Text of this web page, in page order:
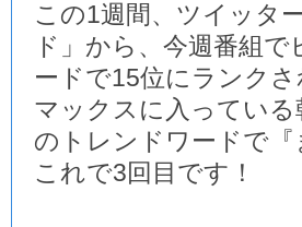
この1週間、ツイッタ
ド」から、今週番組
ードで15位にランク
マックスに入ってい
のトレンドワードで
これで3回目です！